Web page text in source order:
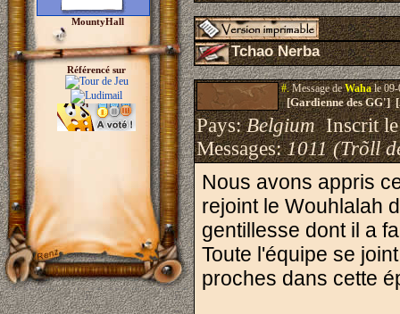
MountyHall
Référencé sur
Tchao Nerba
#.Message deWahale 09-
[Gardienne des GG']
Pays:BelgiumInscrit
Messages:1011 (Trõll
Nous avons appris
rejoint le Wouhlalah
gentillesse dont il a
Toute l'équipe se
proches dans cette